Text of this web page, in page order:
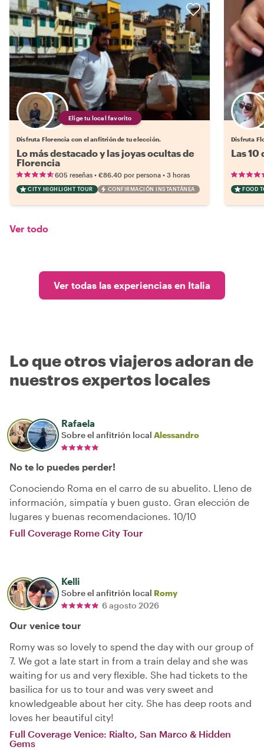
Elige tu local favorito
Disfruta Florencia con el anfitrión de tu elección.
Lo más destacado y las joyas ocultas de
Florencia
605 reseñas • €86.40 por persona • 3 horas
CITY HIGHLIGHT TOUR CONFIRMACIÓN INSTANTÁNEA
Disfruta
Las
FOOD
Ver todo
Ver todas las experiencias en Italia
Lo que otros viajeros adoran de
nuestros expertos locales
Rafaela
Sobre el anfitrión local Alessandro
No te lo puedes perder!
Conociendo Roma en el carro de su abuelito. Lleno de
información, simpatía y buen gusto. Gran elección de
lugares y buenas recomendaciones. 10/10
Full Coverage Rome City Tour
Kelli
Sobre el anfitrión local Romy
6 agosto 2026
Our venice tour
Romy was so lovely to spend the day with our group of
7. We got a late start in from a train delay and she was
waiting for us and very flexible. She had tickets to the
basilica for us to tour and was very sweet and
knowledgeable about her city. She has deep roots and
loves her beautiful city!
Full Coverage Venice: Rialto, San Marco & Hidden
Gems